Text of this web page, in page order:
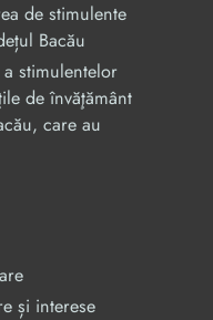
de stimulente
Bacău
stimulentelor
de învăţământ
care au
și interese